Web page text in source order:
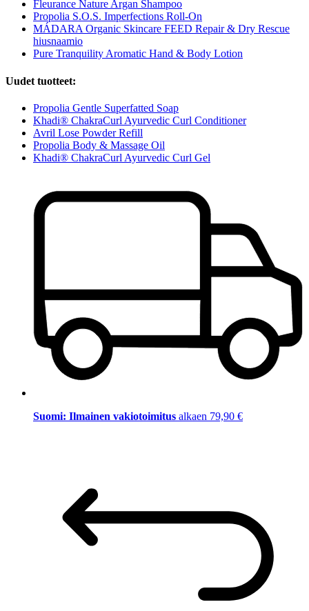
Fleurance Nature Argan Shampoo
Propolia S.O.S. Imperfections Roll-On
MÁDARA Organic Skincare FEED Repair & Dry Rescue
hiusnaamio
Pure Tranquility Aromatic Hand & Body Lotion
Uudet tuotteet:
Propolia Gentle Superfatted Soap
Khadi® ChakraCurl Ayurvedic Curl Conditioner
Avril Lose Powder Refill
Propolia Body & Massage Oil
Khadi® ChakraCurl Ayurvedic Curl Gel
Suomi: Ilmainen vakiotoimitus alkaen 79,90 €